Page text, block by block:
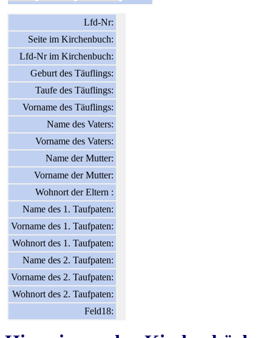
Lfd-Nr:
Seite im Kirchenbuch:
Lfd-Nr im Kirchenbuch:
Geburt des Täuflings:
Taufe des Täuflings:
Vorname des Täuflings:
Name des Vaters:
Vorname des Vaters:
Name der Mutter:
Vorname der Mutter:
Wohnort der Eltern :
Name des 1. Taufpaten:
Vorname des 1. Taufpaten:
Wohnort des 1. Taufpaten:
Name des 2. Taufpaten:
Vorname des 2. Taufpaten:
Wohnort des 2. Taufpaten:
Feld18: